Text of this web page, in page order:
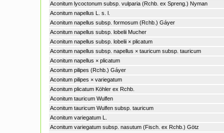
Aconitum lycoctonum subsp. vulparia (Rchb. ex Spreng.) Nyman
Aconitum napellus L. s. l.
Aconitum napellus subsp. formosum (Rchb.) Gáyer
Aconitum napellus subsp. lobelii Mucher
Aconitum napellus subsp. lobelii × plicatum
Aconitum napellus subsp. napellus × tauricum subsp. tauricum
Aconitum napellus × plicatum
Aconitum pilipes (Rchb.) Gáyer
Aconitum pilipes × variegatum
Aconitum plicatum Köhler ex Rchb.
Aconitum tauricum Wulfen
Aconitum tauricum Wulfen subsp. tauricum
Aconitum variegatum L.
Aconitum variegatum subsp. nasutum (Fisch. ex Rchb.) Götz